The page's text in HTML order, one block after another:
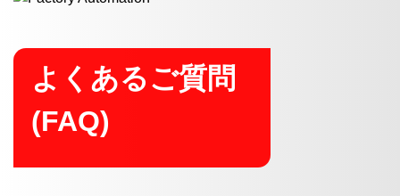
よくあるご質問
(FAQ)